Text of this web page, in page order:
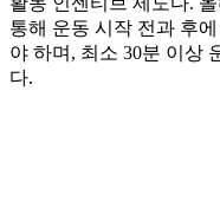
통해 운동 시작 전과 후
야 하며, 최소 30분 이상
다.